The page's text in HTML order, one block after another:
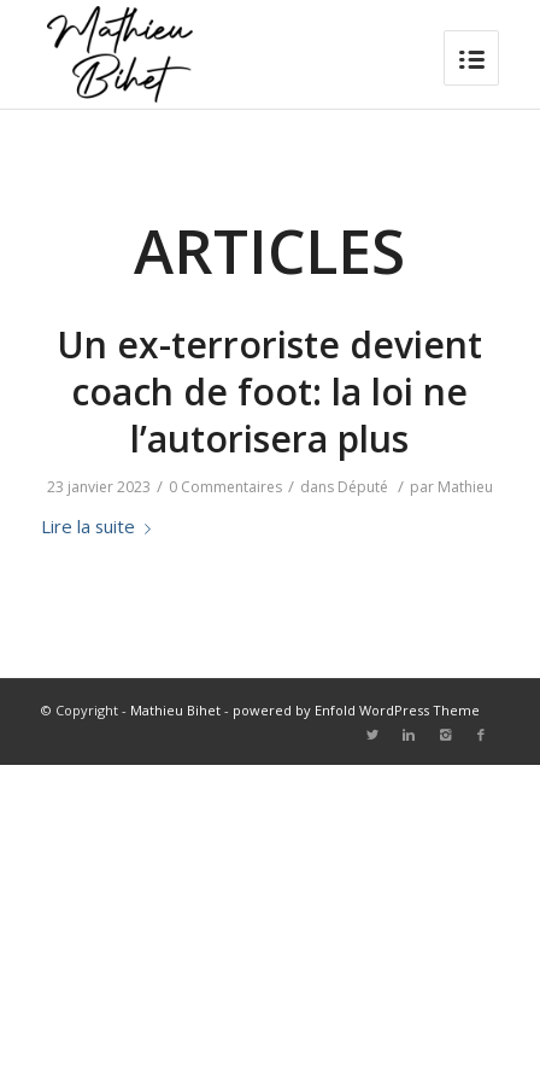
ARTICLES
Un ex-terroriste devient
coach de foot: la loi ne
l’autorisera plus
23 janvier 2023 / 0 Commentaires / dans Député / par Mathieu
Lire la suite
© Copyright - Mathieu Bihet- powered by Enfold WordPress Theme